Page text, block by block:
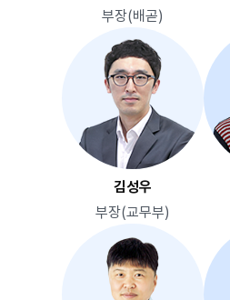
부장(배곧)
김성우
부장(교무부)